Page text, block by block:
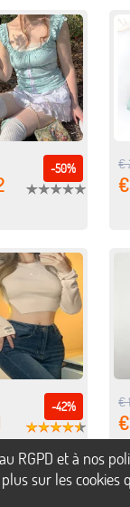
-50% €
-42% €
RGPD et à nos
sur les cookies